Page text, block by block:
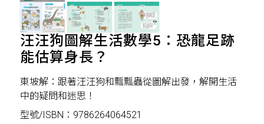
汪汪狗圖解生活數學5：恐龍足跡
能估算身長？
東坡解：跟著汪汪狗和瓢瓢蟲從圖解出發，解開生活
中的疑問和迷思！
型號/ISBN：9786264064521